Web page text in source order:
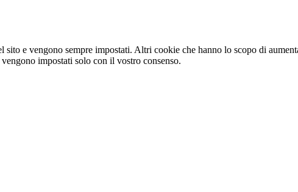
e vengono sempre impostati. Altri cookie che hanno lo scopo di
impostati solo con il vostro consenso.